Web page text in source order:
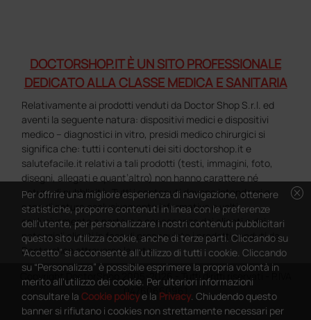
DOCTORSHOP.IT È UN SITO PROFESSIONALE
DEDICATO ALLA CLASSE MEDICA E SANITARIA
Relativamente ai prodotti venduti da Doctor Shop S.r.l. ed
aventi la seguente natura: dispositivi medici e dispositivi
medico – diagnostici in vitro, presidi medico chirurgici si
significa che: tutti i contenuti dei siti doctorshop.it e
salutefacile.it relativi a tali prodotti (testi, immagini, foto,
disegni, allegati e quant’altro) non hanno carattere né
natura di pubblicità. Tutti i contenuti devono intendersi e
sono di natura esclusivamente informativa e volti
esclusivamente a portare a conoscenza dei clienti e dei
potenziali clienti in fase di preacquisto i prodotti venduti da
Doctorshop attraverso la rete.
Copyright DoctorShop 2005-2026 - Tutti diritti riservati - P.IVA
04760660961
cancel
Per offrire una migliore esperienza di navigazione, ottenere
statistiche, proporre contenuti in linea con le preferenze
dell'utente, per personalizzare i nostri contenuti pubblicitari
questo sito utilizza cookie, anche di terze parti. Cliccando su
“Accetto” si acconsente all'utilizzo di tutti i cookie. Cliccando
su “Personalizza” è possibile esprimere la propria volontà in
merito all'utilizzo dei cookie. Per ulteriori informazioni
consultare la Cookie policye la Privacy. Chiudendo questo
banner si rifiutano i cookies non strettamente necessari per